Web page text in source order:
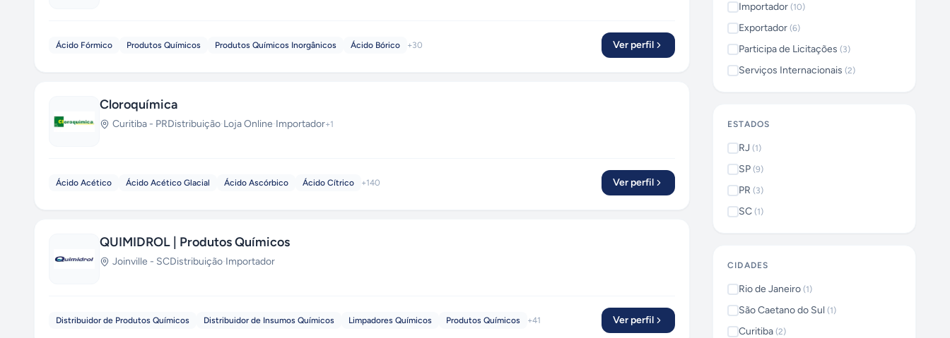
Ácido Fórmico Produtos Químicos Produtos Químicos Inorgânicos Ácido Bórico +30 Ver perfil
Cloroquímica
Curitiba - PRDistribuição·Loja Online·Importador+1
Ácido Acético Ácido Acético Glacial Ácido Ascórbico Ácido Cítrico +140 Ver perfil
QUIMIDROL | Produtos Químicos
Joinville - SCDistribuição·Importador
Distribuidor de Produtos Químicos Distribuidor de Insumos Químicos Limpadores Químicos Produtos Químicos +41 Ver perfil
Importador (10)
Exportador (6)
Participa de Licitações (3)
Serviços Internacionais (2)
ESTADOS
RJ (1)
SP (9)
PR (3)
SC (1)
CIDADES
Rio de Janeiro (1)
São Caetano do Sul (1)
Curitiba (2)